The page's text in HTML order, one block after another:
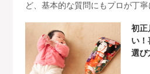
ど、基本的な質問にもプロが丁
初正
い！
選び